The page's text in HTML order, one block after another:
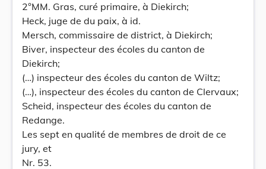
2°MM. Gras, curé primaire, à Diekirch;
Heck, juge de du paix, à id.
Mersch, commissaire de district, à Diekirch;
Biver, inspecteur des écoles du canton de
Diekirch;
(…) inspecteur des écoles du canton de Wiltz;
(…), inspecteur des écoles du canton de Clervaux;
Scheid, inspecteur des écoles du canton de
Redange.
Les sept en qualité de membres de droit de ce
jury, et
Nr. 53.